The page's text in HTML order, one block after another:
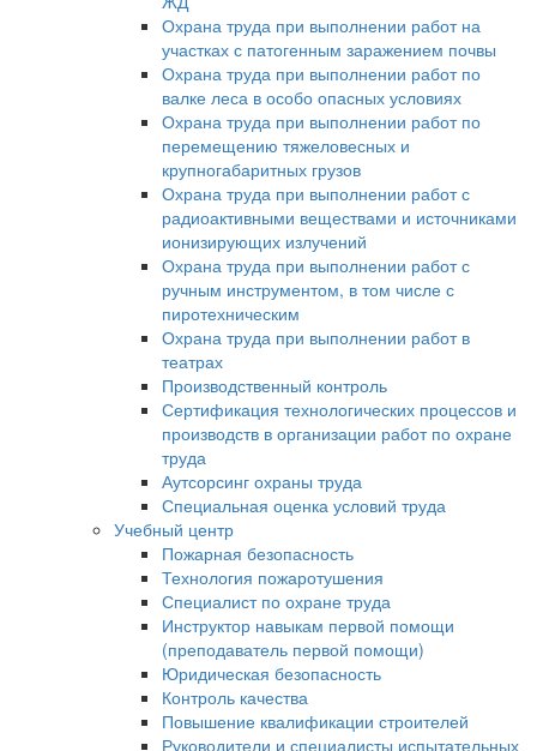
Охрана труда при выполнении работ на
участках с патогенным заражением почвы
Охрана труда при выполнении работ по
валке леса в особо опасных условиях
Охрана труда при выполнении работ по
перемещению тяжеловесных и
крупногабаритных грузов
Охрана труда при выполнении работ с
радиоактивными веществами и источниками
ионизирующих излучений
Охрана труда при выполнении работ с
ручным инструментом, в том числе с
пиротехническим
Охрана труда при выполнении работ в
театрах
Производственный контроль
Сертификация технологических процессов и
производств в организации работ по охране
труда
Аутсорсинг охраны труда
Специальная оценка условий труда
Учебный центр
Пожарная безопасность
Технология пожаротушения
Специалист по охране труда
Инструктор навыкам первой помощи
(преподаватель первой помощи)
Юридическая безопасность
Контроль качества
Повышение квалификации строителей
Руководители и специалисты испытательных